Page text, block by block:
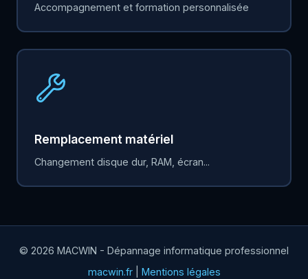
Accompagnement et formation personnalisée
Remplacement matériel
Changement disque dur, RAM, écran...
© 2026 MACWIN - Dépannage informatique professionnel
macwin.fr| Mentions légales